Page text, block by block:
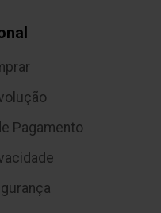
Pagamento